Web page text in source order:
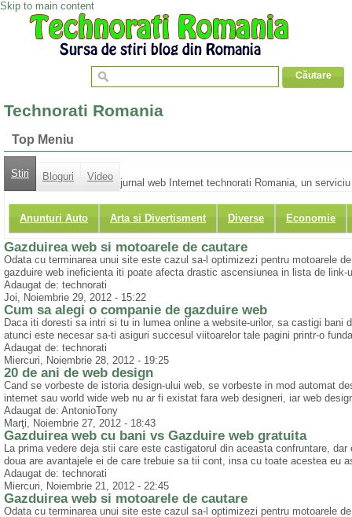
Skip to main content
Technorati Romania
Top Meniu
Stiri Bloguri Video
Anunturi Auto Arta si Divertisment Diverse Economie
jurnal web Internet technorati Romania, un
Gazduirea web si motoarele de cautare
Odata cu terminarea unui site este cazul sa-l optimizezi pentru motoarele
gazduire web ineficienta iti poate afecta drastic ascensiunea in lista de
Adaugat de: technorati
Joi, Noiembrie 29, 2012 - 15:22
Cum sa alegi o companie de gazduire web
Daca iti doresti sa intri si tu in lumea online a website-urilor, sa castigi
atunci este necesar sa-ti asiguri succesul viitoarelor tale pagini printr-o
Adaugat de: technorati
Miercuri, Noiembrie 28, 2012 - 19:25
20 de ani de web design
Cand se vorbeste de istoria design-ului web, se vorbeste in mod automat
internet sau world wide web nu ar fi existat fara web designeri, iar web
Adaugat de: AntonioTony
Marţi, Noiembrie 27, 2012 - 18:43
Gazduirea web cu bani vs Gazduire web gratuita
La prima vedere deja stii care este castigatorul din aceasta confruntare,
doua are avantajele ei de care trebuie sa tii cont, insa cu toate acestea eu
Adaugat de: technorati
Miercuri, Noiembrie 21, 2012 - 22:45
Gazduirea web si motoarele de cautare
Odata cu terminarea unui site este cazul sa-l optimizezi pentru motoarele